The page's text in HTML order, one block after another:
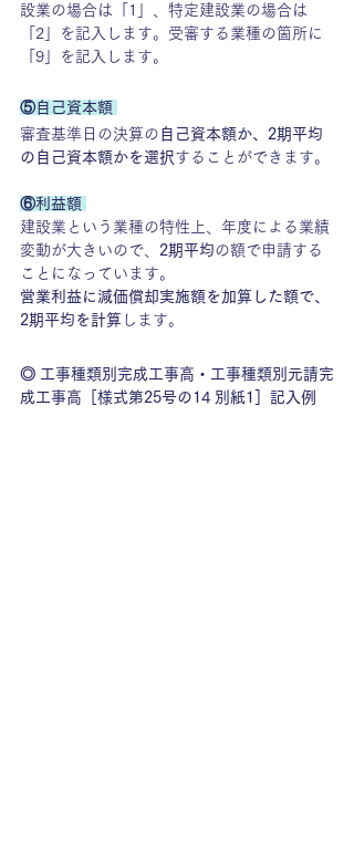
設業の場合は「1」、特定建設業の場合は
「2」を記入します。受審する業種の箇所に
「9」を記入します。
⑤自己資本額
審査基準日の決算の 自己資本額か、2期平均
の自己資本額かを選択することができます。
⑥利益額
建設業という業種の特性上、年度による業績
変動が大きいので、 2期平均の額で申請する
ことになっています。
営業利益に減価償却実施額を加算した額で、
2期平均を計算 します。
◎ 工事種類別完成工事高・工事種類別元請完
成工事高［様式第25号の14 別紙1］記入例